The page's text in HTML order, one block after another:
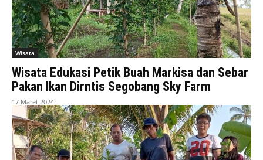
Wisata
Wisata Edukasi Petik Buah Markisa dan Sebar
Pakan Ikan Dirntis Segobang Sky Farm
17 Maret 2024